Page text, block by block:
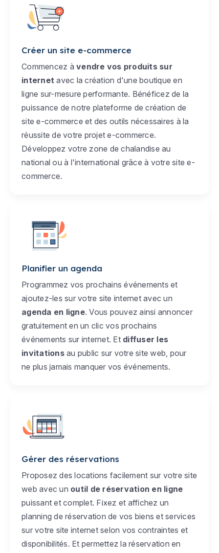
Créer un site e-commerce
Commencez à vendre vos produits sur
internet avec la création d'une boutique en
ligne sur-mesure performante. Bénéficez de la
puissance de notre plateforme de création de
site e-commerce et des outils nécessaires à la
réussite de votre projet e-commerce.
Développez votre zone de chalandise au
national ou à l'international grâce à votre site e-
commerce.
Planifier un agenda
Programmez vos prochains événements et
ajoutez-les sur votre site internet avec un
agenda en ligne. Vous pouvez ainsi annoncer
gratuitement en un clic vos prochains
événements sur internet. Et diffuser les
invitationsau public sur votre site web, pour
ne plus jamais manquer vos événements.
Gérer des réservations
Proposez des locations facilement sur votre site
web avec un outil de réservation en ligne
puissant et complet. Fixez et affichez un
planning de réservation de vos biens et services
sur votre site internet selon vos contraintes et
disponibilités. Et permettez la réservation en